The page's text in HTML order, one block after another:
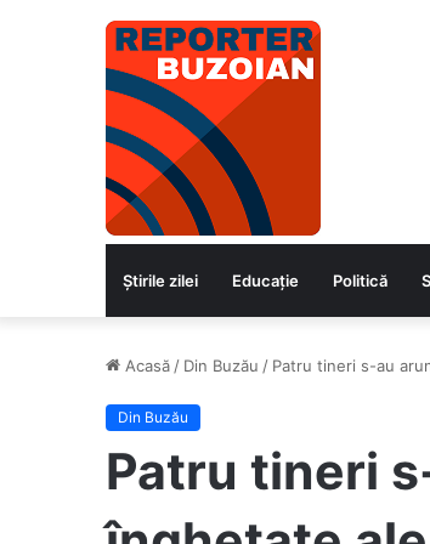
Știrile zilei Educaţie Politică
Acasă / Din Buzău / Patru tineri s-au
Din Buzău
Patru tineri